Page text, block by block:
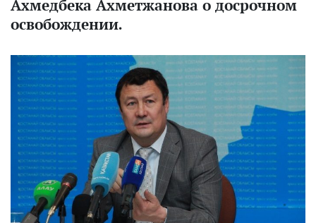
Ахмедбека Ахметжанова о досрочном
освобождении.